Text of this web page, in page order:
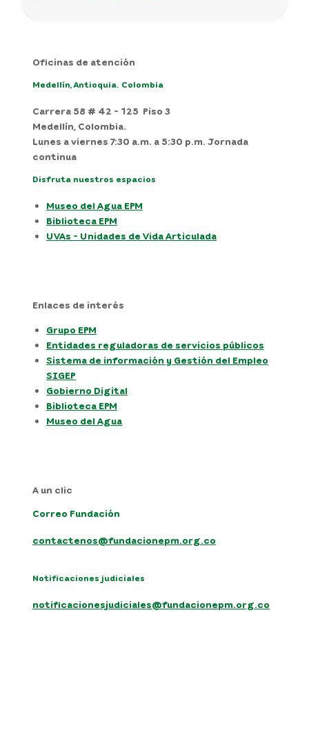
Oficinas de atención
Medellín, Antioquia. Colombia
Carrera 58 # 42 - 125 Piso 3
Medellín, Colombia.
Lunes a viernes 7:30 a.m. a 5:30 p.m. Jornada
continua
Disfruta nuestros espacios
Museo del Agua EPM
Biblioteca EPM
UVAs - Unidades de Vida Articulada
Enlaces de interés
Grupo EPM
Entidades reguladoras de servicios públicos
Sistema de información y Gestión del Empleo
SIGEP
Gobierno Digital
Biblioteca EPM
Museo del Agua
A un clic
Correo Fundación
contactenos@fundacionepm.org.co
Notificaciones judiciales
notificacionesjudiciales@fundacionepm.org.co